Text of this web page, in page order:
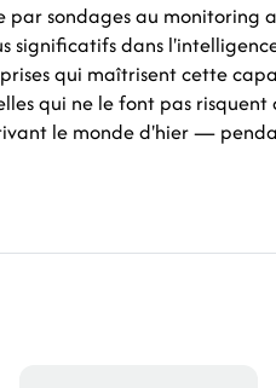
par sondages au monitoring
significatifs dans
qui maîtrisent cette
qui ne le font pas risquent
le monde d'hier —